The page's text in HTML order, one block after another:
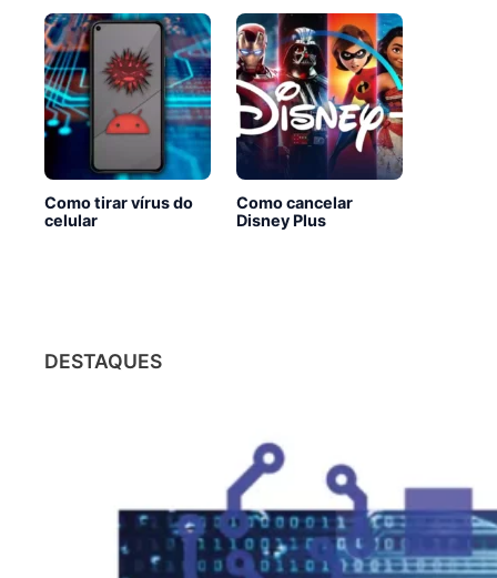
Como tirar vírus do
celular
Como cancelar
Disney Plus
DESTAQUES
O impacto do ChatGPT nas
profissões: o que está em jogo?
31/01/2023